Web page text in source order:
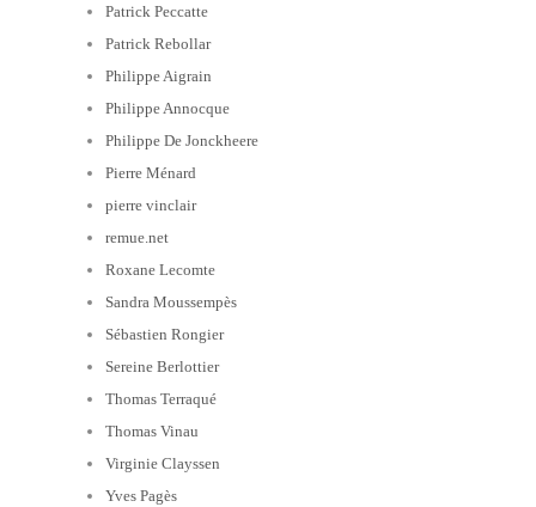
Patrick Peccatte
Patrick Rebollar
Philippe Aigrain
Philippe Annocque
Philippe De Jonckheere
Pierre Ménard
pierre vinclair
remue.net
Roxane Lecomte
Sandra Moussempès
Sébastien Rongier
Sereine Berlottier
Thomas Terraqué
Thomas Vinau
Virginie Clayssen
Yves Pagès